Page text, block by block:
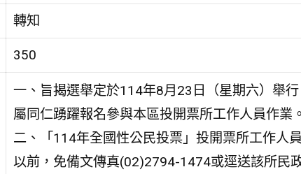
轉知
350
一、旨揭選舉定於114年8月23日（星期六）舉
屬同仁踴躍報名參與本區投開票所工作人員作業。
二、「114年全國性公民投票」投開票所工作人
以前，免備文傳真(02)2794-1474或逕送該所民